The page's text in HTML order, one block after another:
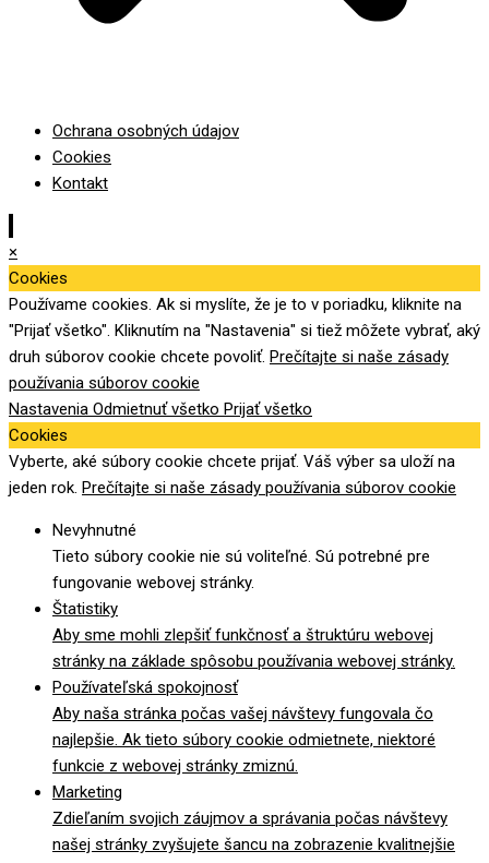
Ochrana osobných údajov
Cookies
Kontakt
×
Cookies
Používame cookies. Ak si myslíte, že je to v poriadku, kliknite na
"Prijať všetko". Kliknutím na "Nastavenia" si tiež môžete vybrať, aký
druh súborov cookie chcete povoliť. Prečítajte si naše zásady
používania súborov cookie
Nastavenia Odmietnuť všetko Prijať všetko
Cookies
Vyberte, aké súbory cookie chcete prijať. Váš výber sa uloží na
jeden rok. Prečítajte si naše zásady používania súborov cookie
Nevyhnutné
Tieto súbory cookie nie sú voliteľné. Sú potrebné pre
fungovanie webovej stránky.
Štatistiky
Aby sme mohli zlepšiť funkčnosť a štruktúru webovej
stránky na základe spôsobu používania webovej stránky.
Používateľská spokojnosť
Aby naša stránka počas vašej návštevy fungovala čo
najlepšie. Ak tieto súbory cookie odmietnete, niektoré
funkcie z webovej stránky zmiznú.
Marketing
Zdieľaním svojich záujmov a správania počas návštevy
našej stránky zvyšujete šancu na zobrazenie kvalitnejšie